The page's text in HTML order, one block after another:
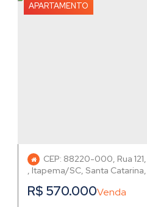
APARTAMENTO
R$ 570.000
CEP: 88220-000, Rua 121,
, Itapema , Santa Catarina,